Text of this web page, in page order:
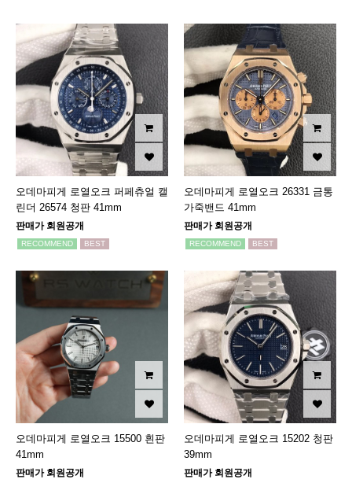
오데마피게 로열오크 퍼페츄얼 캘
린더 26574 청판 41mm
판매가 회원공개
RECOMMEND BEST
오데마피게 로열오크 26331 금통
가죽밴드 41mm
판매가 회원공개
RECOMMEND BEST
오데마피게 로열오크 15500 흰판
41mm
판매가 회원공개
오데마피게 로열오크 15202 청판
39mm
판매가 회원공개